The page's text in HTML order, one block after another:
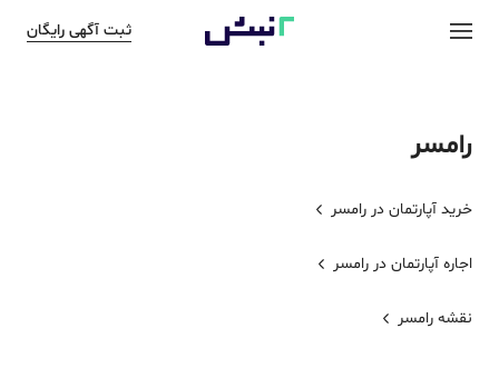
ثبت آگهی رایگان
رامسر
خرید آپارتمان در رامسر
اجاره آپارتمان در رامسر
نقشه رامسر